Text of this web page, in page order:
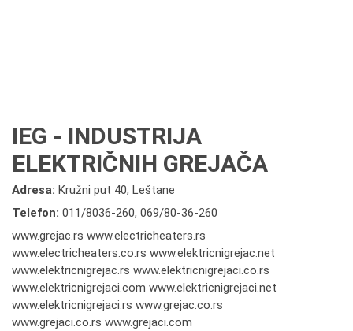
IEG - INDUSTRIJA
ELEKTRIČNIH GREJAČA
Adresa: Kružni put 40, Leštane
Telefon: 011/8036-260, 069/80-36-260
www.grejac.rs www.electricheaters.rs
www.electricheaters.co.rs www.elektricnigrejac.net
www.elektricnigrejac.rs www.elektricnigrejaci.co.rs
www.elektricnigrejaci.com www.elektricnigrejaci.net
www.elektricnigrejaci.rs www.grejac.co.rs
www.grejaci.co.rs www.grejaci.com